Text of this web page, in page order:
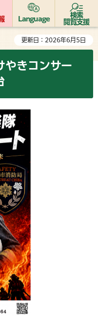
Language
検索
閲覧支援
更新日：2026年6月5日
やきコンサー